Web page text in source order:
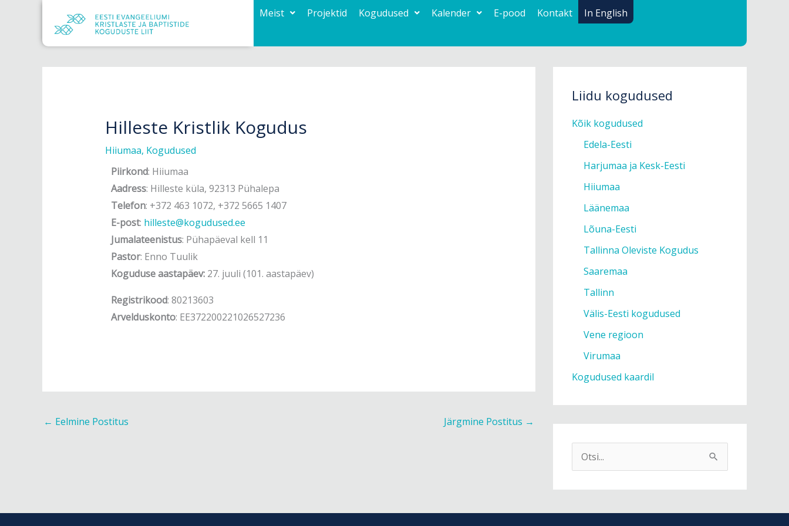
Meist Projektid Kogudused Kalender E-pood Kontakt In English
Hilleste Kristlik Kogudus
Hiiumaa, Kogudused
Piirkond: Hiiumaa
Aadress: Hilleste küla, 92313 Pühalepa
Telefon: +372 463 1072, +372 5665 1407
E-post: hilleste@kogudused.ee
Jumalateenistus: Pühapäeval kell 11
Pastor: Enno Tuulik
Koguduse aastapäev: 27. juuli (101. aastapäev)
Registrikood: 80213603
Arvelduskonto: EE372200221026527236
← Eelmine Postitus Järgmine Postitus →
Liidu kogudused
Kõik kogudused
Edela-Eesti
Harjumaa ja Kesk-Eesti
Hiiumaa
Läänemaa
Lõuna-Eesti
Tallinna Oleviste Kogudus
Saaremaa
Tallinn
Välis-Eesti kogudused
Vene regioon
Virumaa
Kogudused kaardil
r